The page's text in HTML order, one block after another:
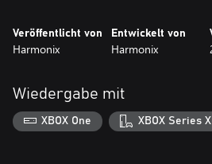
Veröffentlicht von
Harmonix
Entwickelt von
Harmonix
Wiedergabe mit
XBOX One XBOX Series